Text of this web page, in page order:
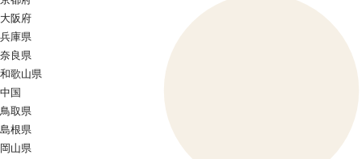
大阪府
兵庫県
奈良県
和歌山県
中国
鳥取県
島根県
岡山県